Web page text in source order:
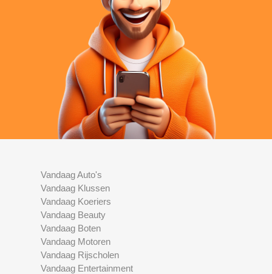
Vandaag Auto's
Vandaag Klussen
Vandaag Koeriers
Vandaag Beauty
Vandaag Boten
Vandaag Motoren
Vandaag Rijscholen
Vandaag Entertainment